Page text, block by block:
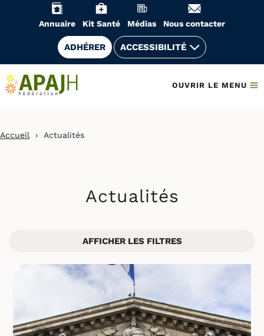
Annuaire Kit Santé Médias Nous contacter
ADHÉRER ACCESSIBILITÉ
OUVRIR LE MENU
Accueil › Actualités
Actualités
AFFICHER LES FILTRES